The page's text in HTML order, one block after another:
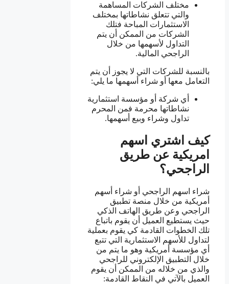
مختلف الشركات المساهمة
والتي تتعلق نشاطاتها بمختلف
الاستثمارات المباحة فتلك
الشركات من الممكن أن يتم
التداول لأسهمها من خلال
الراجحي المالية.
بالنسبة للشركات التي لا يجوز أن يتم
التعامل معها أو شراء أسهمها ما يلي:
أي شركة أو مؤسسة استثمارية
نشاطاتها محرمة فمن المحرم
تداول وشراء وبيع أسهمها.
كيف اشتري اسهم
امريكية عن طريق
الراجحي؟
شراء اسهم الراجحي أو شراء أسهم
أمريكية من خلال منصة تطبيق
الراجحي وعن طريق الهاتف الذكي
حيث يستطيع العميل أن يقوم باتباع
تلك الخطوات القادمة كي يقوم بعملية
لتداول للأسهم الاستثمارية التي تتبع
أي مؤسسة أمريكية وهو ما يتم من
خلال التطبيق الإلكتروني للراجحي
والذي من خلاله من الممكن أن يقوم
العميل بالآتي في النقاط القادمة: